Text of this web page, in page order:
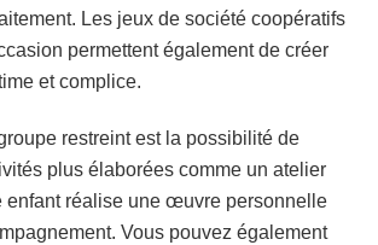
Les jeux de société coopératifs
permettent également de créer
et complice.
groupe restreint est la possibilité de
plus élaborées comme un atelier
enfant réalise une œuvre personnelle
Vous pouvez également